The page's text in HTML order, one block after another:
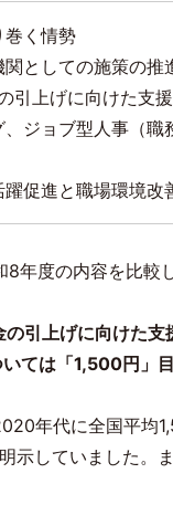
巻く情勢
としての施策の推
引上げに向けた支
ジョブ型人事（
促進と職場環境改
8年度の内容を比較
引上げに向けた支
ては「1,500円」
年代に全国平均
示していました。